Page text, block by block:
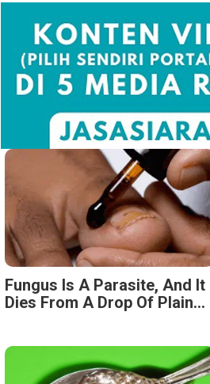
Fungus Is A Parasite, And It
Dies From A Drop Of Plain...